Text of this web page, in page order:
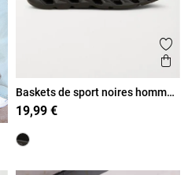
Baskets de sport noires homme
(40-45)
19,99 €